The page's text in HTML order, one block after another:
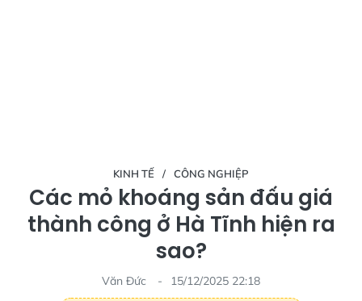
KINH TẾ CÔNG NGHIỆP
Các mỏ khoáng sản đấu giá
thành công ở Hà Tĩnh hiện ra
sao?
Văn Đức
15/12/2025 22:18